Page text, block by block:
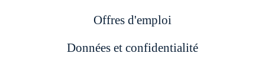
Offres d'emploi
Données et confidentialité